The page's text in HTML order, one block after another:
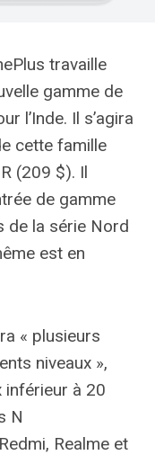
travaille
gamme de
l’Inde. Il s’agira
cette famille
(209 $). Il
de gamme
de la série Nord
est en
« plusieurs
niveaux »,
inférieur à 20
N
Realme et